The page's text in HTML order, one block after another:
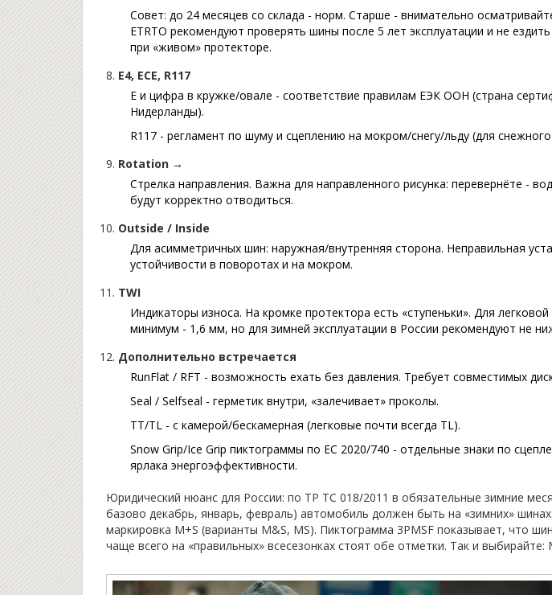
Совет: до 24 месяцев со склада - норм. Старше - внимательно
ETRTO рекомендуют проверять шины после 5 лет эксплуатации и не
при «живом» протекторе.
E4, ECE, R117
E и цифра в кружке/овалe - соответствие правилам ЕЭК ООН (страна
Нидерланды).
R117 - регламент по шуму и сцеплению на мокром/снегу/льду (для снежного
Rotation →
Стрелка направления. Важна для направленного рисунка: перевернёте -
будут корректно отводиться.
Outside / Inside
Для асимметричных шин: наружная/внутренняя сторона. Неправильная
устойчивости в поворотах и на мокром.
TWI
Индикаторы износа. На кромке протектора есть «ступеньки». Для
минимум - 1,6 мм, но для зимней эксплуатации в России рекомендуют не
Дополнительно встречается
RunFlat / RFT - возможность ехать без давления. Требует совместимых
Seal / Selfseal - герметик внутри, «залечивает» проколы.
TT/TL - с камерой/бескамерная (легковые почти всегда TL).
Snow Grip/Ice Grip пиктограммы по ЕС 2020/740 - отдельные знаки по
ярлака энергоэффективности.
Юридический нюанс для России: по ТР ТС 018/2011 в обязательные зимние
базово декабрь, январь, февраль) автомобиль должен быть на «зимних»
маркировка M+S (варианты M&S, MS). Пиктограмма 3PMSF показывает, что
чаще всего на «правильных» всесезонках стоят обе отметки. Так и выбирайте: